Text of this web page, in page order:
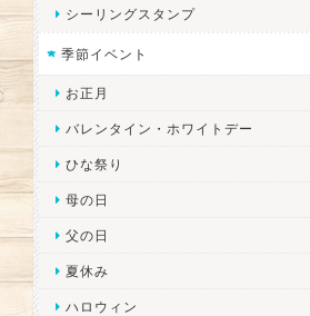
シーリングスタンプ
季節イベント
お正月
バレンタイン・ホワイトデー
ひな祭り
母の日
父の日
夏休み
ハロウィン